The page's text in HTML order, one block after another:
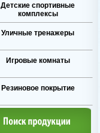
Детские спортивные
комплексы
Уличные тренажеры
Игровые комнаты
Резиновое покрытие